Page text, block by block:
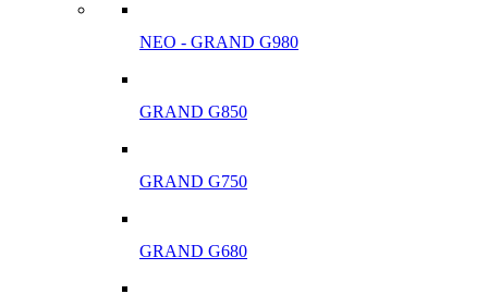
ΝΕΟ - GRAND G980
GRAND G850
GRAND G750
GRAND G680